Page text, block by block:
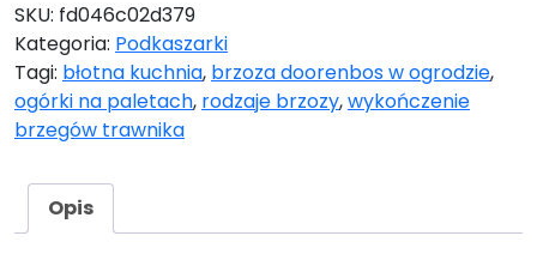
SKU: fd046c02d379
Kategoria: Podkaszarki
Tagi: błotna kuchnia, brzoza doorenbos w ogrodzie,
ogórki na paletach, rodzaje brzozy,wykończenie
brzegów trawnika
Opis